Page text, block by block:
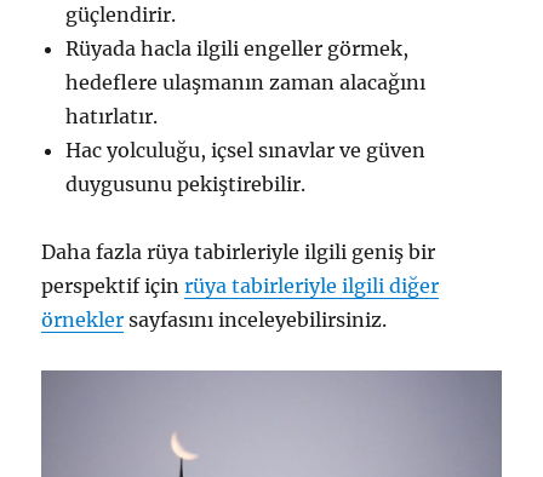
güçlendirir.
Rüyada hacla ilgili engeller görmek,
hedeflere ulaşmanın zaman alacağını
hatırlatır.
Hac yolculuğu, içsel sınavlar ve güven
duygusunu pekiştirebilir.
Daha fazla rüya tabirleriyle ilgili geniş bir
perspektif içinrüya tabirleriyle ilgili diğer
örnekler sayfasını inceleyebilirsiniz.